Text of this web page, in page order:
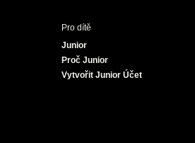
Pro dítě
Junior
Proč Junior
Vytvořit Junior Účet